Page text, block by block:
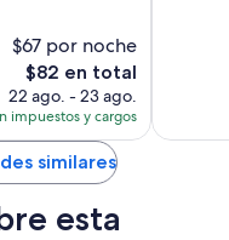
$67 por noche
El
precio
actual
es
de
$82
$82 en total
22 ago. - 23 ago.
impuestos y cargos
similares
esta